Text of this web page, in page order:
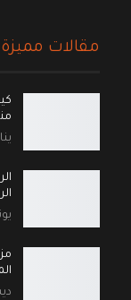
مقالات مميزة
يناير